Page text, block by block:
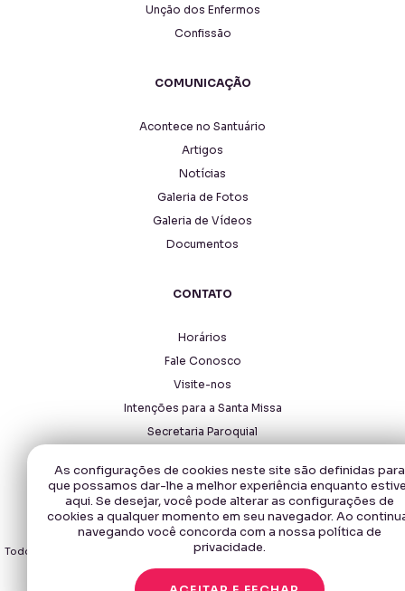
As configurações de cookies neste site são definidas para
que possamos dar-lhe a melhor experiência enquanto
aqui. Se desejar, você pode alterar as configurações de
cookies a qualquer momento em seu navegador. Ao
navegando você concorda com a nossa política de
privacidade.
Unção dos Enfermos
Confissão
COMUNICAÇÃO
Acontece no Santuário
Artigos
Notícias
Galeria de Fotos
Galeria de Vídeos
Documentos
CONTATO
Horários
Fale Conosco
Visite-nos
Intenções para a Santa Missa
Secretaria Paroquial
Copyright © 2026 - Santuário Santa Rita de Cássia.
Todos os direitos reservados, navegando no site você aceita a nossa
de privacidade.